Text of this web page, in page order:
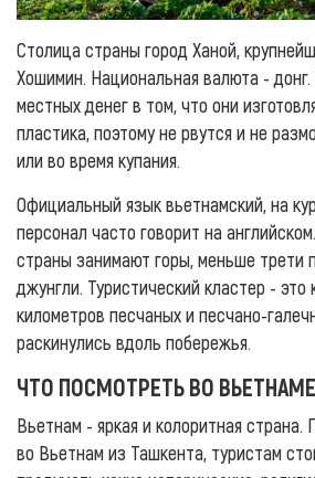
Столица страны город Ханой,
Хошимин. Национальная валюта -
местных денег в том, что они
пластика, поэтому не рвутся и не
или во время купания.
Официальный язык вьетнамский, на
персонал часто говорит на
страны занимают горы, меньше трети
джунгли. Туристический кластер - это
километров песчаных и песчано-
раскинулись вдоль побережья.
ЧТО ПОСМОТРЕТЬ ВО ВЬЕТНАМЕ
Вьетнам - яркая и колоритная страна.
во Вьетнам из Ташкента, туристам